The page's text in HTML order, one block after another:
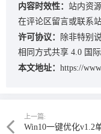
内容时效性： 站内资
在评论区留言或联系站
许可协议：
除非特别
相同方式共享 4.0 国际
本文地址： https://
上一篇:
Win10一键优化v1.2